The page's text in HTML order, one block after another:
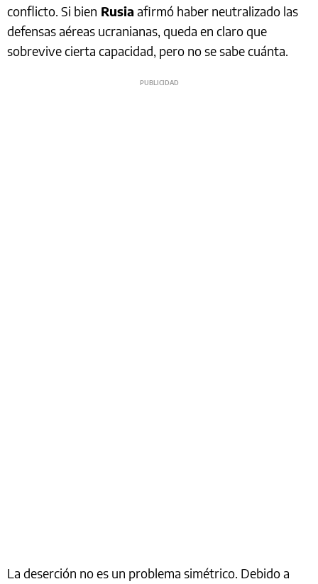
conflicto. Si bien Rusia afirmó haber neutralizado las
defensas aéreas ucranianas, queda en claro que
sobrevive cierta capacidad, pero no se sabe cuánta.
La deserción no es un problema simétrico. Debido a